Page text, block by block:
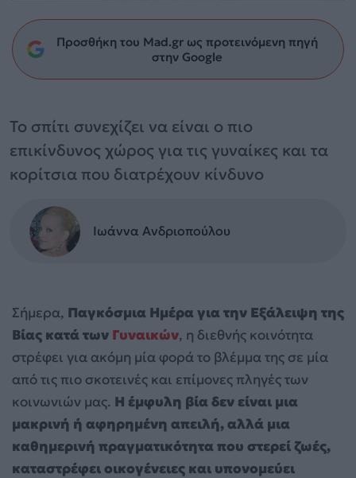
Προσθήκη του Mad.gr ως προτεινόμενη πηγή
στην Google
Το σπίτι συνεχίζει να είναι ο πιο
επικίνδυνος χώρος για τις γυναίκες και τα
κορίτσια που διατρέχουν κίνδυνο
Ιωάννα Ανδριοπούλου
Σήμερα, Παγκόσμια Ημέρα για την Εξάλειψη της
Βίας κατά των Γυναικών, η διεθνής κοινότητα
στρέφει για ακόμη μία φορά το βλέμμα της σε μία
από τις πιο σκοτεινές και επίμονες πληγές των
κοινωνιών μας. Η έμφυλη βία δεν είναι μια
μακρινή ή αφηρημένη απειλή, αλλά μια
καθημερινή πραγματικότητα που στερεί ζωές,
καταστρέφει οικογένειες και υπονομεύει